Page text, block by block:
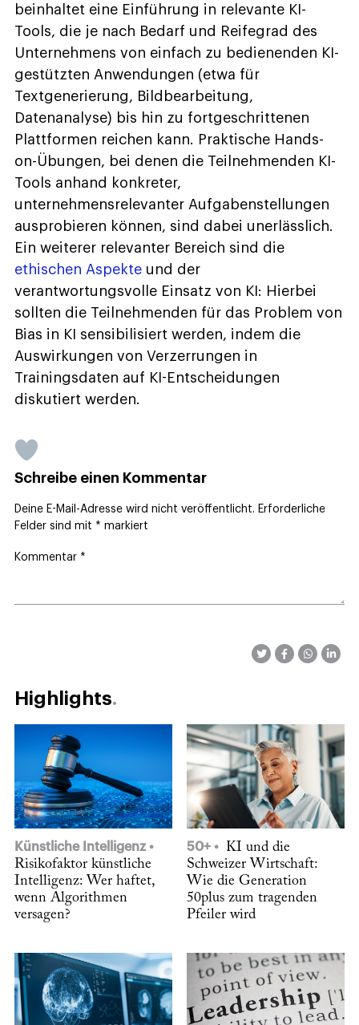
beinhaltet eine Einführung in relevante KI-
Tools, die je nach Bedarf und Reifegrad des
Unternehmens von einfach zu bedienenden KI-
gestützten Anwendungen (etwa für
Textgenerierung, Bildbearbeitung,
Datenanalyse) bis hin zu fortgeschrittenen
Plattformen reichen kann. Praktische Hands-
on-Übungen, bei denen die Teilnehmenden KI-
Tools anhand konkreter,
unternehmensrelevanter Aufgabenstellungen
ausprobieren können, sind dabei unerlässlich.
Ein weiterer relevanter Bereich sind die
ethischen Aspekte und der
verantwortungsvolle Einsatz von KI: Hierbei
sollten die Teilnehmenden für das Problem von
Bias in KI sensibilisiert werden, indem die
Auswirkungen von Verzerrungen in
Trainingsdaten auf KI-Entscheidungen
diskutiert werden.
Schreibe einen Kommentar
Deine E-Mail-Adresse wird nicht veröffentlicht. Erforderliche
Felder sind mit * markiert
Kommentar *
Highlights
Künstliche Intelligenz
Risikofaktor künstliche
Intelligenz: Wer haftet,
wenn Algorithmen
versagen?
50+
KI und die
Schweizer Wirtschaft:
Wie die Generation
50plus zum tragenden
Pfeiler wird